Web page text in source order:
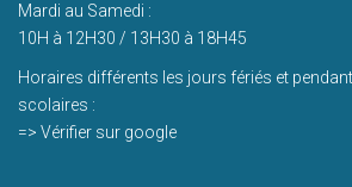
Mardi au Samedi :
10H à 12H30 / 13H30 à 18H45
Horaires différents les jours fériés et
scolaires :
=> Vérifier sur google